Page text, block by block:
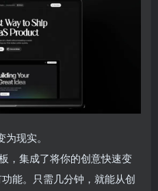
现实。
，集成了将你的创意快速变
能。只需几分钟，就能从创